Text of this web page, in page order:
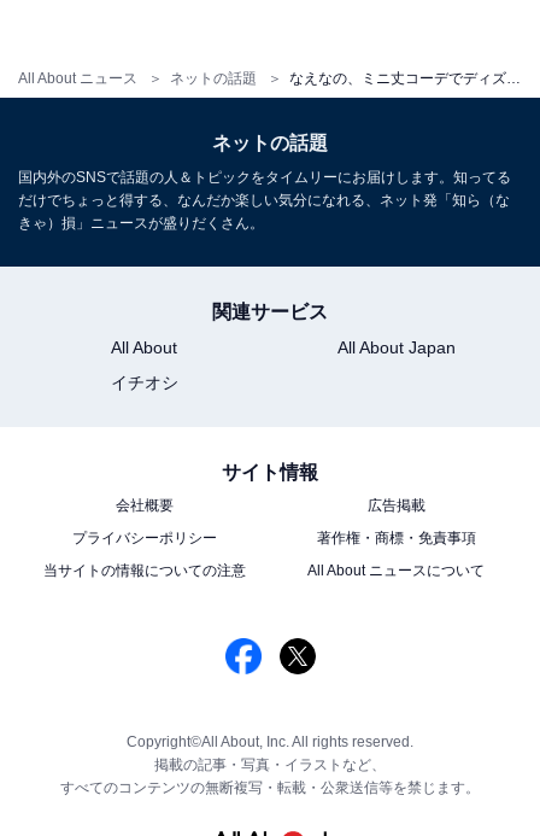
All About ニュース ネットの話題
ネットの話題
国内外のSNSで話題の人＆トピックをタイムリーにお届けします。知ってる
だけでちょっと得する、なんだか楽しい気分になれる、ネット発「知ら（な
きゃ）損」ニュースが盛りだくさん。
関連サービス
All About
All About Japan
イチオシ
サイト情報
会社概要
広告掲載
プライバシーポリシー
著作権・商標・免責事項
当サイトの情報についての注意
All About ニュースについて
Copyright©All About, Inc. All rights reserved.
掲載の記事・写真・イラストなど、
すべてのコンテンツの無断複写・転載・公衆送信等を禁じます。